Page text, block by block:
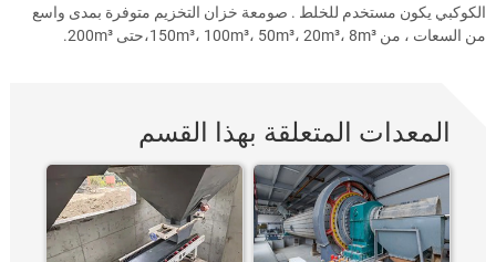
الكوكبي يكون مستخدم للخلط . صومعة خزان التخزيم متوفرة بمدى واسع
من السعات ، من 150m³، 100m³، 50m³، 20m³، 8m³،حتى
.200m³
المعدات المتعلقة بهذا القسم